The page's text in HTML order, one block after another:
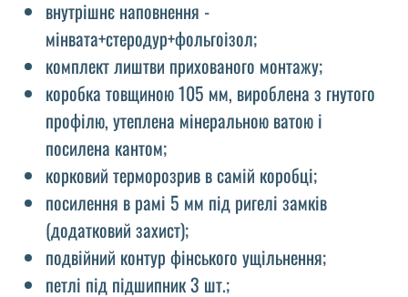
внутрішнє наповнення -
мінвата+стеродур+фольгоізол;
комплект лиштви прихованого монтажу;
коробка товщиною 105 мм, вироблена з гнутого
профілю, утеплена мінеральною ватою і
посилена кантом;
корковий терморозрив в самій коробці;
посилення в рамі 5 мм під ригелі замків
(додатковий захист);
подвійний контур фінського ущільнення;
петлі під підшипник 3 шт.;